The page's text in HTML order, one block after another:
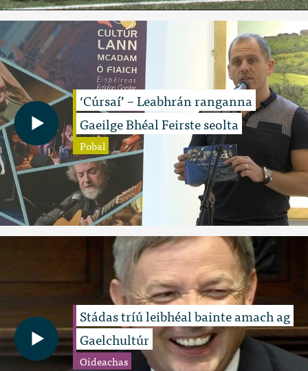
‘Cúrsaí’ – Leabhrán ranganna
Gaeilge Bhéal Feirste seolta
Pobal
Stádas tríú leibhéal bainte amach ag
Gaelchultúr
Oideachas